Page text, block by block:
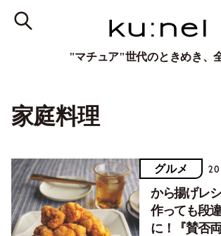
"マチュア"世代のときめき、
家庭料理
グルメ
から揚げレ
作っても段
に！『賛否